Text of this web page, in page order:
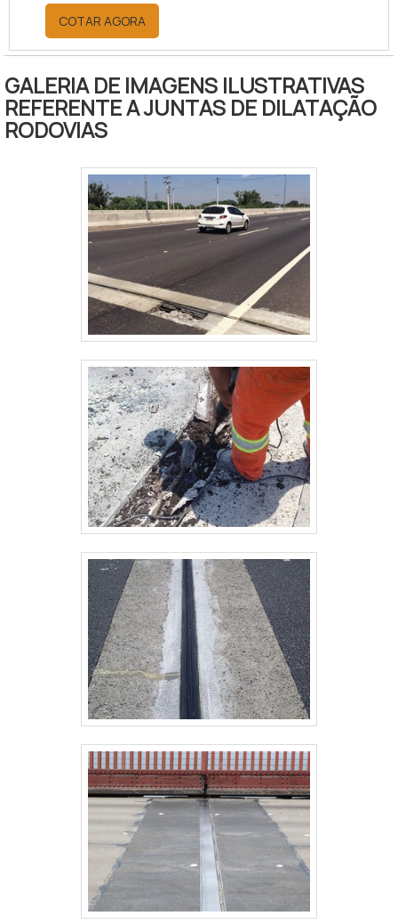
fabricação deve estar de acordo
com o desenho e a necessidade do
projeto. Além de ser usada em
bombas, alguns modelos também
são ideias para compressores, pela
resistência térmica. O material
elevada; Resistência mecânica;
Capacidade de suportar rotação;
Suporta altíssimas
temperaturas.Detalhes importantes
COTAR AGORA
GALERIA DE IMAGENS ILUSTRATIVAS
REFERENTE A JUNTAS DE DILATAÇÃO
RODOVIAS